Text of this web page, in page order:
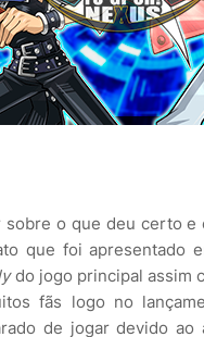
o que deu certo
que foi apresentado
do jogo principal assim
fãs logo no
de jogar devido ao